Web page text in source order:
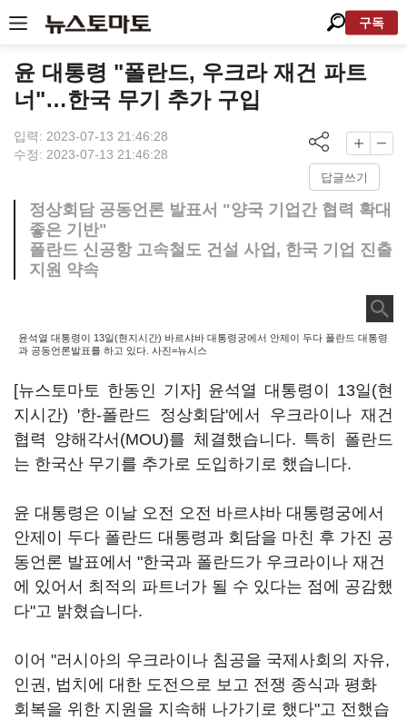
구독
윤 대통령 "폴란드, 우크라 재건 파트
너"…한국 무기 추가 구입
입력: 2023-07-13 21:46:28
수정: 2023-07-13 21:46:28
답글쓰기
정상회담 공동언론 발표서 "양국 기업간 협력 확대
좋은 기반"
폴란드 신공항 고속철도 건설 사업, 한국 기업 진출
지원 약속
윤석열 대통령이 13일(현지시간) 바르샤바 대통령궁에서 안제이 두다 폴란드 대통령
과 공동언론발표를 하고 있다. 사진=뉴시스
[뉴스토마토 한동인 기자] 윤석열 대통령이 13일(현
지시간) '한-폴란드 정상회담'에서 우크라이나 재건
협력 양해각서(MOU)를 체결했습니다. 특히 폴란드
는 한국산 무기를 추가로 도입하기로 했습니다.
윤 대통령은 이날 오전 오전 바르샤바 대통령궁에서
안제이 두다 폴란드 대통령과 회담을 마친 후 가진 공
동언론 발표에서 "한국과 폴란드가 우크라이나 재건
에 있어서 최적의 파트너가 될 수 있다는 점에 공감했
다"고 밝혔습니다.
이어 "러시아의 우크라이나 침공을 국제사회의 자유,
인권, 법치에 대한 도전으로 보고 전쟁 종식과 평화
회복을 위한 지원을 지속해 나가기로 했다"고 전했습